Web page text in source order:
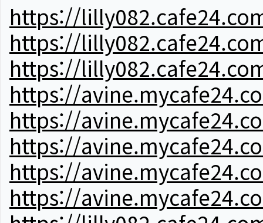
https://
https://
https://
https://
https://
https://
https://
https://